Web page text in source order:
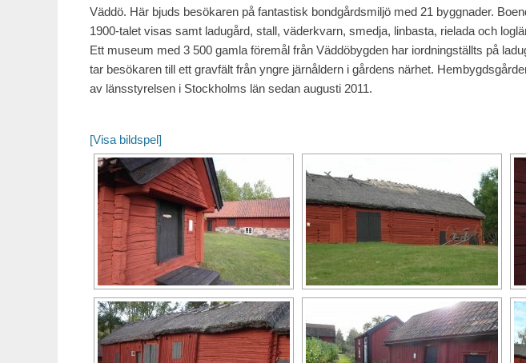
Väddö. Här bjuds besökaren på fantastisk bondgårdsmiljö med 21 byggnader.
1900-talet visas samt ladugård, stall, väderkvarn, smedja, linbasta, rielada och
Ett museum med 3 500 gamla föremål från Väddöbygden har iordningställts på
tar besökaren till ett gravfält från yngre järnåldern i gårdens närhet.
av länsstyrelsen i Stockholms län sedan augusti 2011.
[Visa bildspel]